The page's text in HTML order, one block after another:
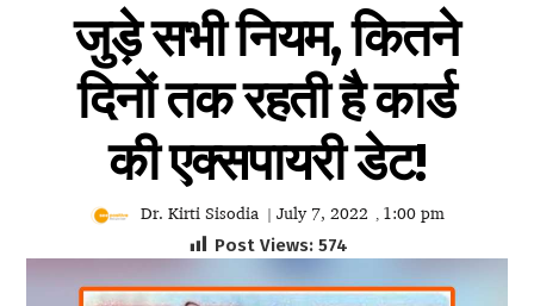
जुड़े सभी नियम, कितने
दिनों तक रहती है कार्ड
की एक्सपायरी डेट!
Dr. Kirti Sisodia | July 7, 2022 , 1:00 pm
Post Views: 574